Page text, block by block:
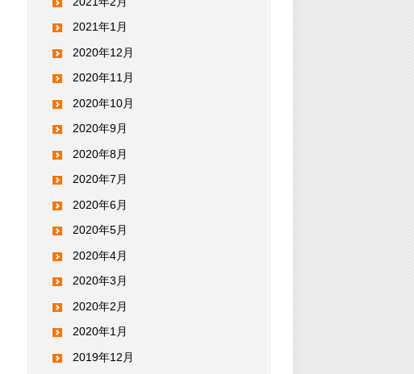
2021年1月
2020年12月
2020年11月
2020年10月
2020年9月
2020年8月
2020年7月
2020年6月
2020年5月
2020年4月
2020年3月
2020年2月
2020年1月
2019年12月